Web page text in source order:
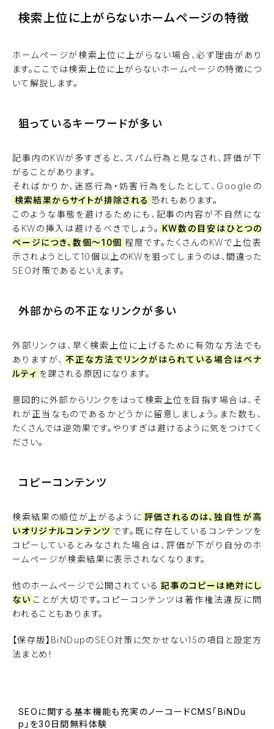
検索上位に上がらないホームページの特徴
ホームページが検索上位に上がらない場合、必ず理由があり
ます。ここでは検索上位に上がらないホームページの特徴につ
いて解説します。
狙っているキーワードが多い
記事内のKWが多すぎると、スパム行為と見なされ、評価が下
がることがあります。
そればかりか、迷惑行為・妨害行為をしたとして、Googleの
検索結果からサイトが排除される 恐れもあります。
このような事態を避けるためにも、記事の内容が不自然にな
るKWの挿入は避けるべきでしょう。 KW数の目安はひとつの
ページにつき、数個〜10個 程度です。たくさんのKWで上位表
示されようとして10個以上のKWを狙ってしまうのは、間違った
SEO対策であるといえます。
外部からの不正なリンクが多い
外部リンクは、早く検索上位に上げるために有効な方法でも
ありますが、 不正な方法でリンクがはられている場合はペナ
ルティ を課される原因になります。
意図的に外部からリンクをはって検索上位を目指す場合は、そ
れが正当なものであるかどうかに留意しましょう。また数も、
たくさんでは逆効果です。やりすぎは避けるように気をつけてく
ださい。
コピーコンテンツ
検索結果の順位が上がるように 評価されるのは、独自性が高
いオリジナルコンテンツ です。既に存在しているコンテンツを
コピーしているとみなされた場合は、評価が下がり自分のホ
ームページが検索結果に表示されなくなります。
他のホームページで公開されている 記事のコピーは絶対にし
ない ことが大切です。コピーコンテンツは著作権法違反に問
われることもあります。
【保存版】BiNDupのSEO対策に欠かせない15の項目と設定方
法まとめ！
SEOに関する基本機能も充実のノーコードCMS「BiNDu
p」を30日間無料体験